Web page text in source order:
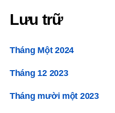
Lưu trữ
Tháng Một 2024
Tháng 12 2023
Tháng mười một 2023